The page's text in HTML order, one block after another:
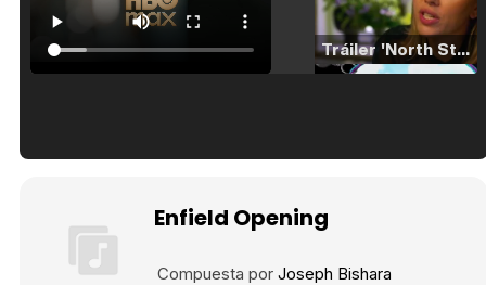
Tráiler 'North Star' (2023)
Enfield Opening
Compuesta por Joseph Bishara